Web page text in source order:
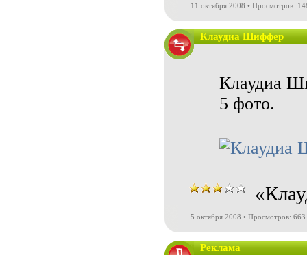
11 октября 2008 • Просмотров:
Клаудиа Шиффер
Клаудиа
5 фото.
5 октября 2008 • Просмотров:
Реклама